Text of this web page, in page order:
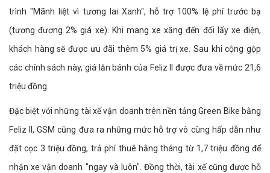
trình "Mãnh liệt vì tương lai Xanh", hỗ trợ 100% lệ phí trước bạ
(tương đương 2% giá xe). Khi mang xe xăng đến đổi lấy xe điện,
khách hàng sẽ được ưu đãi thêm 5% giá trị xe. Sau khi cộng gộp
các chính sách này, giá lăn bánh của Feliz II được đưa về mức 21,6
triệu đồng.
Đặc biệt với những tài xế vận doanh trên nền tảng Green Bike bằng
Feliz II, GSM cũng đưa ra những mức hỗ trợ vô cùng hấp dẫn như
đặt cọc 3 triệu đồng, trả phí thuê hằng tháng từ 1,7 triệu đồng để
nhận xe vận doanh "ngay và luôn". Đồng thời, tài xế cũng được hỗ